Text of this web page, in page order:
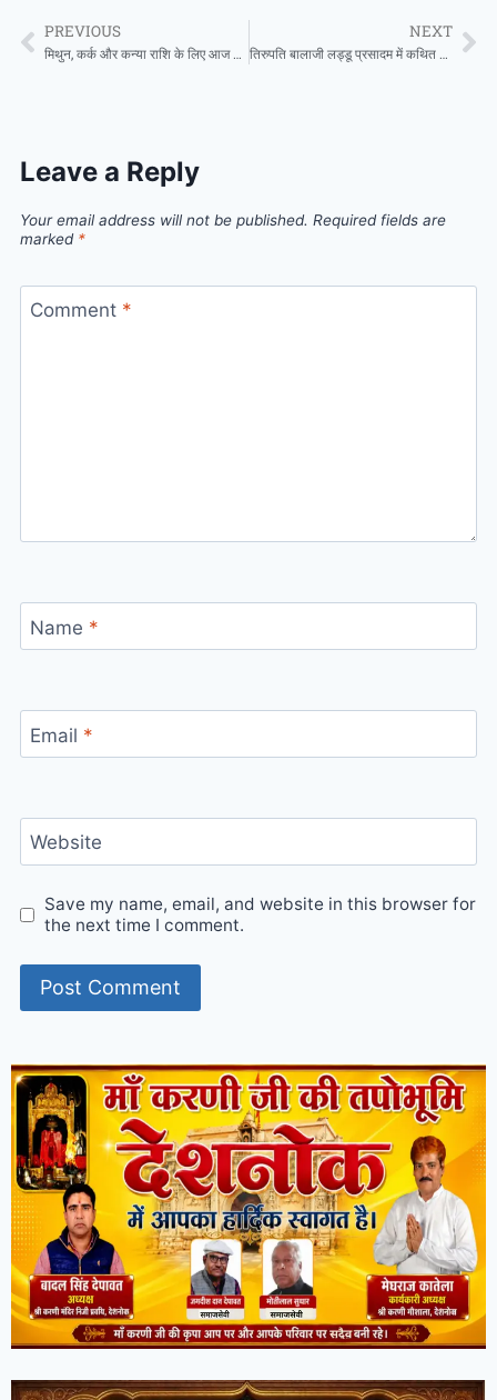
PREVIOUS
मिथुन, कर्क और कन्या राशि के लिए आज ग्रहों का गोचर लाभदायक रहेगा, जानें आपके सितारे क्या कहते हैं
NEXT
तिरुपति बालाजी लड्डू प्रसादम में कथित मिलावटी घी आपूर्ति मामले की जांच बीकानेर तक पहुंची ,ED टीम कर रही जांच
Leave a Reply
Your email address will not be published. Required fields are
marked *
Comment *
Name *
Email *
Website
Save my name, email, and website in this browser for
the next time I comment.